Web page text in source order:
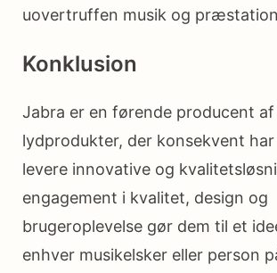
uovertruffen musik og
Konklusion
Jabra er en førende producent
lydprodukter, der konsekvent
levere innovative og
engagement i kvalitet, design og
brugeroplevelse gør dem til et
enhver musikelsker eller person